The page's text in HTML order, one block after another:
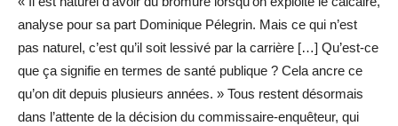
analyse pour sa part Dominique Pélegrin. Mais ce qui n’est
pas naturel, c’est qu’il soit lessivé par la carrière […] Qu’est-ce
que ça signifie en termes de santé publique ? Cela ancre ce
qu’on dit depuis plusieurs années. » Tous restent désormais
dans l’attente de la décision du commissaire-enquêteur, qui